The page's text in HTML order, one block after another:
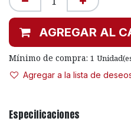
AGREGAR AL
Mínimo de compra: 1
Agregar a la lista de
Especificaciones